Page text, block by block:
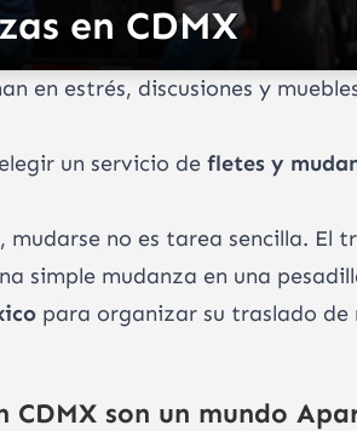
en CDMX
en estrés, discusiones y
un servicio de fletes y
, mudarse no es tarea sencilla. El
simple mudanza en una
para organizar su traslado
son un mundo